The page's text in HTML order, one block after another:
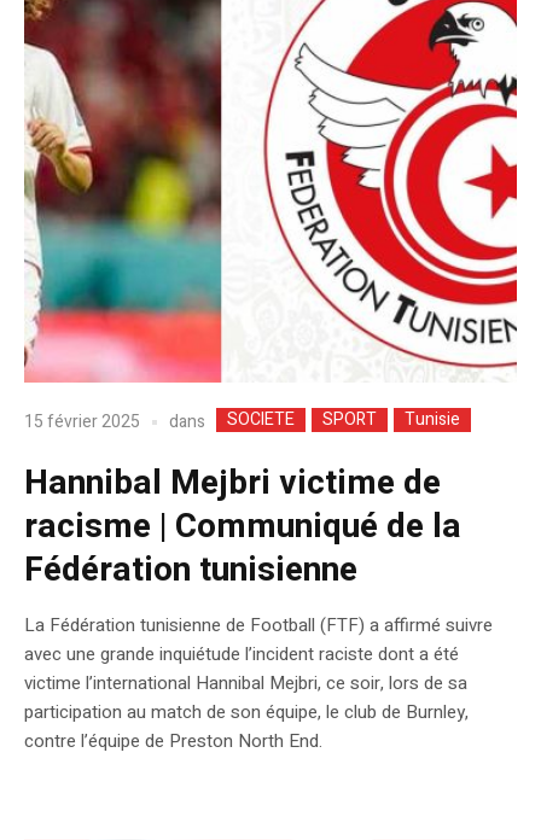
15 février 2025 dans SOCIETE SPORT Tunisie
Hannibal Mejbri victime de
racisme | Communiqué de la
Fédération tunisienne
La Fédération tunisienne de Football (FTF) a affirmé suivre
avec une grande inquiétude l’incident raciste dont a été
victime l’international Hannibal Mejbri, ce soir, lors de sa
participation au match de son équipe, le club de Burnley,
contre l’équipe de Preston North End.